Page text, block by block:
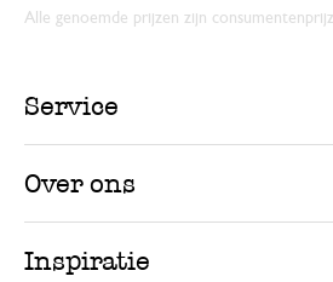
Alle genoemde prijzen zijn
Service
Over ons
Inspiratie